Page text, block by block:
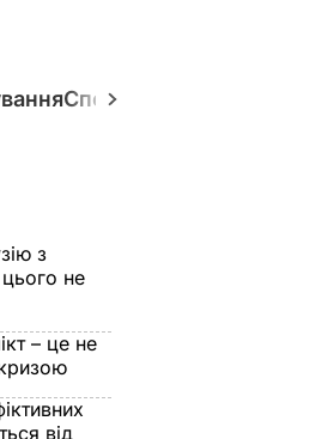
Спецпроєкти
з
не
– це не
від